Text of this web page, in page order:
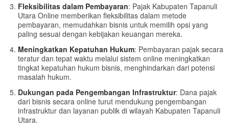
Fleksibilitas dalam Pembayaran: Pajak Kabupaten Tapanuli
Utara Online memberikan fleksibilitas dalam metode
pembayaran, memudahkan bisnis untuk memilih opsi yang
paling sesuai dengan kebijakan keuangan mereka.
Meningkatkan Kepatuhan Hukum: Pembayaran pajak secara
teratur dan tepat waktu melalui sistem online meningkatkan
tingkat kepatuhan hukum bisnis, menghindarkan dari potensi
masalah hukum.
Dukungan pada Pengembangan Infrastruktur: Dana pajak
dari bisnis secara online turut mendukung pengembangan
infrastruktur dan layanan publik di wilayah Kabupaten Tapanuli
Utara.